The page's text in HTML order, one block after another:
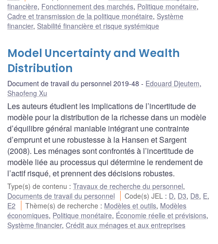
financière, Fonctionnement des marchés, Politique monétaire,
Cadre et transmission de la politique monétaire, Système
financier, Stabilité financière et risque systémique
Model Uncertainty and Wealth
Distribution
Document de travail du personnel 2019-48 Edouard Djeutem,
Shaofeng Xu
Les auteurs étudient les implications de l’incertitude de
modèle pour la distribution de la richesse dans un modèle
d’équilibre général maniable intégrant une contrainte
d’emprunt et une robustesse à la Hansen et Sargent
(2008). Les ménages sont confrontés à l’incertitude de
modèle liée au processus qui détermine le rendement de
l’actif risqué, et prennent des décisions robustes.
Type(s) de contenu : Travaux de recherche du personnel,
Documents de travail du personnel
Code(s) JEL : D, D3, D8, E,
E2
Thème(s) de recherche : Modèles et outils, Modèles
économiques, Politique monétaire, Économie réelle et prévisions,
Système financier, Crédit aux ménages et aux entreprises